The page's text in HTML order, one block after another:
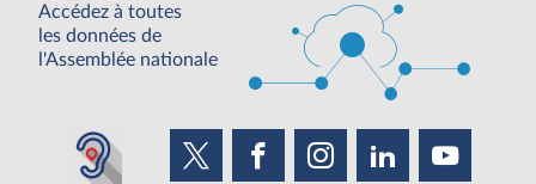
Accédez à toutes
les données de
l'Assemblée nationale